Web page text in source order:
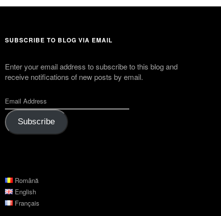
SUBSCRIBE TO BLOG VIA EMAIL
Enter your email address to subscribe to this blog and
receive notifications of new posts by email.
Subscribe
Română
English
Français